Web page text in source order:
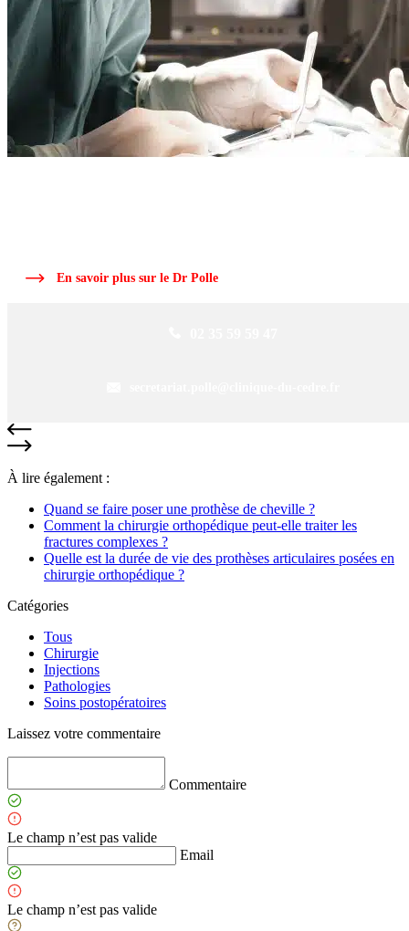
En savoir plus sur le Dr Polle
À lire également :
Quand se faire poser une prothèse de cheville ?
Comment la chirurgie orthopédique peut-elle traiter les
fractures complexes ?
Quelle est la durée de vie des prothèses articulaires posées en
chirurgie orthopédique ?
Catégories
Tous
Chirurgie
Injections
Pathologies
Soins postopératoires
Laissez votre commentaire
Commentaire
Le champ n’est pas valide
Email
Le champ n’est pas valide